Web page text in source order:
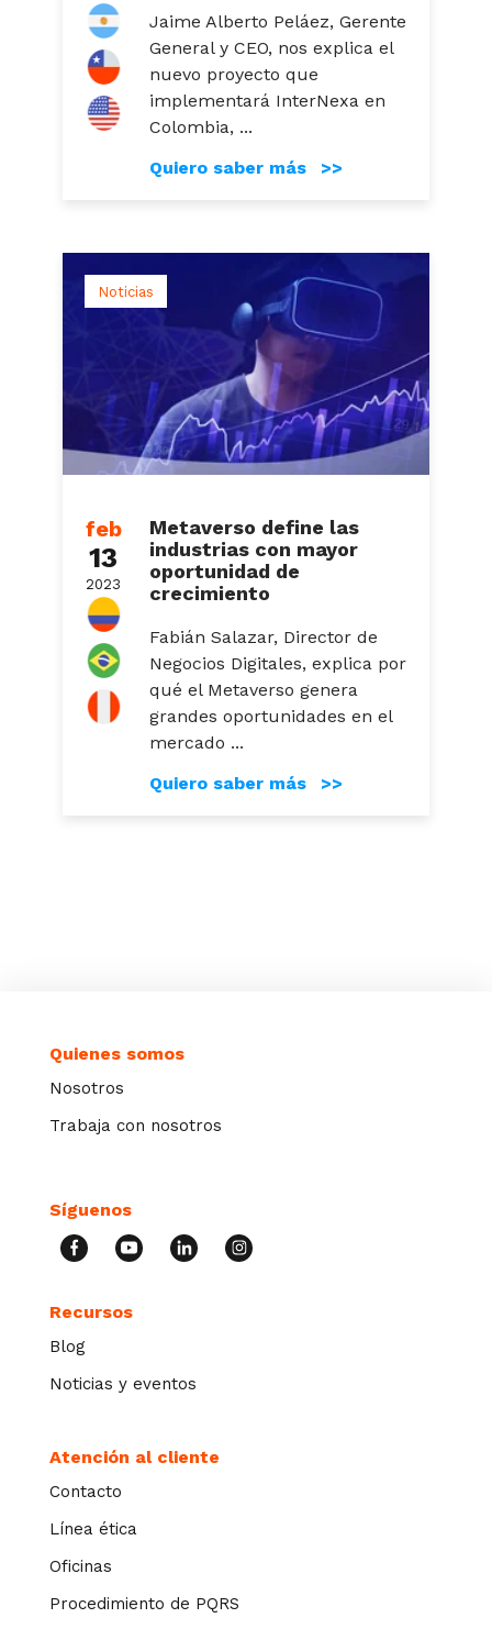
Jaime Alberto Peláez, Gerente
General y CEO, nos explica el
nuevo proyecto que
implementará InterNexa en
Colombia, ...
Quiero saber más >>
feb
13
2023
Noticias
Metaverso define las
industrias con mayor
oportunidad de
crecimiento
Fabián Salazar, Director de
Negocios Digitales, explica por
qué el Metaverso genera
grandes oportunidades en el
mercado ...
Quiero saber más >>
Quienes somos
Nosotros
Trabaja con nosotros
Síguenos
Recursos
Blog
Noticias y eventos
Atención al cliente
Contacto
Línea ética
Oficinas
Procedimiento de PQRS